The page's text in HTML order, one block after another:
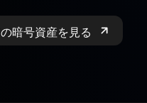
暗号資産を見る